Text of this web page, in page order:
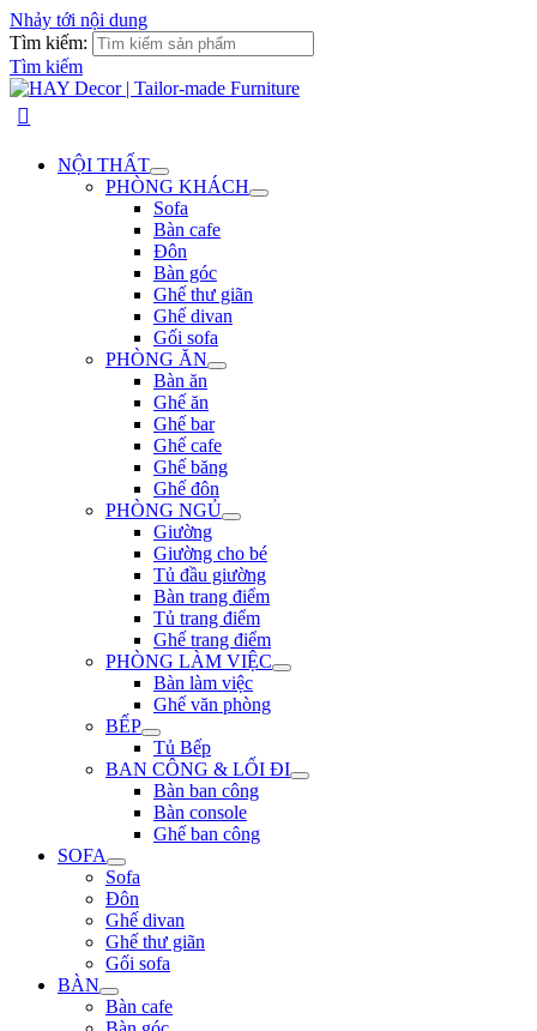
Nhảy tới nội dung
Tìm kiếm:
Tìm kiếm
NỘI THẤT
PHÒNG KHÁCH
Sofa
Bàn cafe
Đôn
Bàn góc
Ghế thư giãn
Ghế divan
Gối sofa
PHÒNG ĂN
Bàn ăn
Ghế ăn
Ghế bar
Ghế cafe
Ghế băng
Ghế đôn
PHÒNG NGỦ
Giường
Giường cho bé
Tủ đầu giường
Bàn trang điểm
Tủ trang điểm
Ghế trang điểm
PHÒNG LÀM VIỆC
Bàn làm việc
Ghế văn phòng
BẾP
Tủ Bếp
BAN CÔNG & LỐI ĐI
Bàn ban công
Bàn console
Ghế ban công
SOFA
Sofa
Đôn
Ghế divan
Ghế thư giãn
Gối sofa
BÀN
Bàn cafe